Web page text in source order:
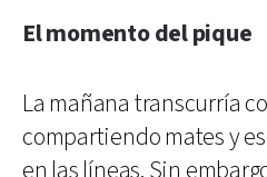
El momento del pique
La mañana transcurría
compartiendo mates y
en las líneas. Sin